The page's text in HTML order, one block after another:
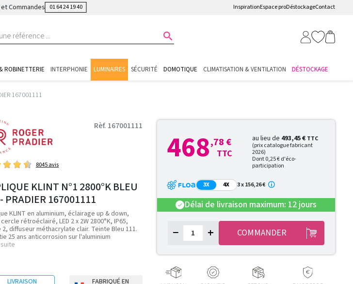
Commandes 01 64 24 19 40 InspirationEspace proDéstockageContact

ROBINETTERIE INTERPHONIE LUMINAIRES SÉCURITÉ DOMOTIQUE CLIMATISATION & VENTILATION DÉSTOCKAGE
167001111
Rèf. 167001111
8045 avis
KLINT N°1 2800°K BLEU
PRADIER 167001111
KLINT en aluminium, éclairage up & down,
rétroéclairé, LED 2 x 2W 2800°K, IP65,
2, diffuseur méthacrylate clair. Teinte Bleu 111.
25 ans anticorrosion sur l'aluminium
LIVRAISON FABRIQUÉ EN
468,78 €
TTC
au lieu de 493,45 € TTC
(prix catalogue fabricant
2026)
Dont 0,25 € d'éco-
participation
3X 4X 3 x 156,26 €
check Délai de livraison maximum: 12 jours
− + COMMANDER